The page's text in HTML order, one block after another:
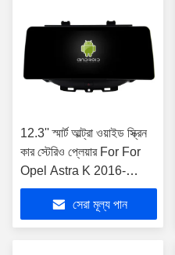
12.3'' স্মার্ট আল্ট্রা ওয়াইড স্ক্রিন
কার স্টেরিও প্লেয়ার For For
Opel Astra K 2016-
2017, Opel Mokka
Vauxhall mokka 2016-
2018
সেরা মূল্য পান